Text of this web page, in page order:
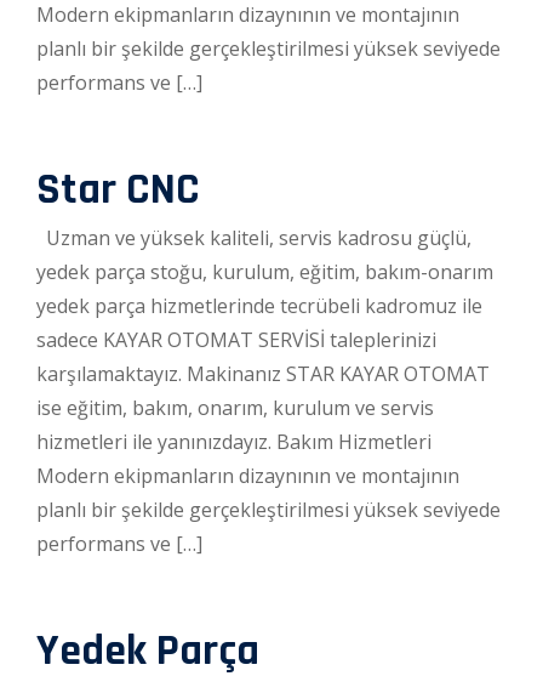
Modern ekipmanların dizaynının ve montajının
planlı bir şekilde gerçekleştirilmesi yüksek seviyede
performans ve […]
Star CNC
Uzman ve yüksek kaliteli, servis kadrosu güçlü,
yedek parça stoğu, kurulum, eğitim, bakım-onarım
yedek parça hizmetlerinde tecrübeli kadromuz ile
sadece KAYAR OTOMAT SERVİSİ taleplerinizi
karşılamaktayız. Makinanız STAR KAYAR OTOMAT
ise eğitim, bakım, onarım, kurulum ve servis
hizmetleri ile yanınızdayız. Bakım Hizmetleri
Modern ekipmanların dizaynının ve montajının
planlı bir şekilde gerçekleştirilmesi yüksek seviyede
performans ve […]
Yedek Parça